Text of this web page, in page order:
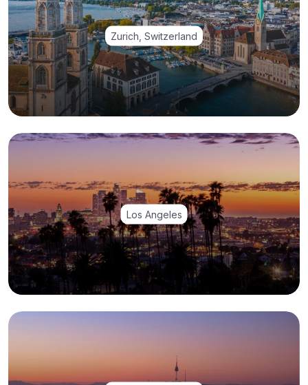
Zurich, Switzerland
Los Angeles